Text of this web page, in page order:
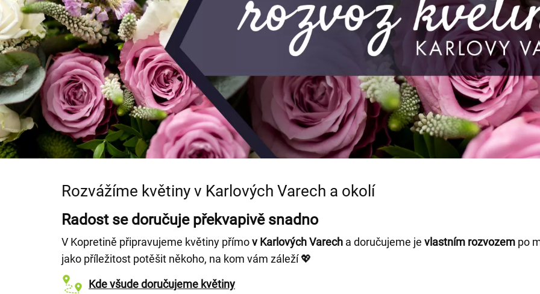
Rozvážíme květiny v Karlových Varech a okolí
Radost se doručuje překvapivě snadno
V Kopretině připravujeme květiny přímov Karlových Varech a doručujeme je vlastním rozvozem po
jako příležitost potěšit někoho, na kom vám záleží 💖
Kde všude doručujeme květiny